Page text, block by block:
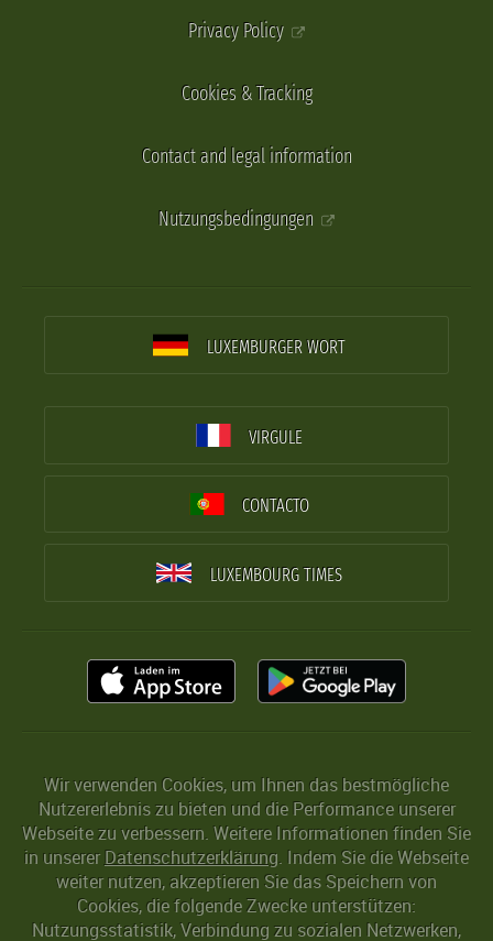
Privacy Policy
Cookies & Tracking
Contact and legal information
Nutzungsbedingungen
LUXEMBURGER WORT
VIRGULE
CONTACTO
LUXEMBOURG TIMES
Wir verwenden Cookies, um Ihnen das bestmögliche
Nutzererlebnis zu bieten und die Performance unserer
Webseite zu verbessern. Weitere Informationen finden Sie
in unserer Datenschutzerklärung. Indem Sie die Webseite
weiter nutzen, akzeptieren Sie das Speichern von
Cookies, die folgende Zwecke unterstützen:
Nutzungsstatistik, Verbindung zu sozialen Netzwerken,